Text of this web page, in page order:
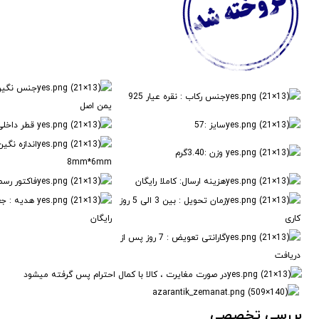
جنس رکاب : نقره عیار 925
جنس
یمن اصل
سایز :57
قطر داخلی
وزن :3.40گرم
اندازه
8mm*6mm
هزینه ارسال: کاملا رایگان
فاکتور
زمان تحویل : بین 3 الی 5 روز
کاری
هدیه :
رایگان
گارانتی تعویض : 7 روز پس از
دریافت
در صورت مغایرت ، کالا با کمال احترام پس گرفته میشود